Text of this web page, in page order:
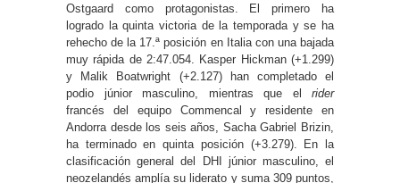
Ostgaard como protagonistas. El primero ha
logrado la quinta victoria de la temporada y se ha
rehecho de la 17.ª posición en Italia con una bajada
muy rápida de 2:47.054. Kasper Hickman (+1.299)
y Malik Boatwright (+2.127) han completado el
podio júnior masculino, mientras que el rider
francés del equipo Commencal y residente en
Andorra desde los seis años, Sacha Gabriel Brizin,
ha terminado en quinta posición (+3.279). En la
clasificación general del DHI júnior masculino, el
neozelandés amplía su liderato y suma 309 puntos,